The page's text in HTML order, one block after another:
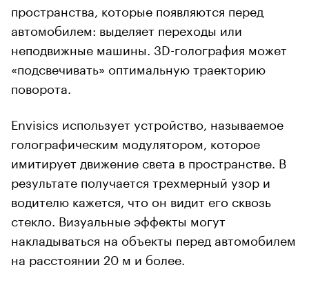
пространства, которые появляются перед
автомобилем: выделяет переходы или
неподвижные машины. 3D-голография может
«подсвечивать» оптимальную траекторию
поворота.
Envisics использует устройство, называемое
голографическим модулятором, которое
имитирует движение света в пространстве. В
результате получается трехмерный узор и
водителю кажется, что он видит его сквозь
стекло. Визуальные эффекты могут
накладываться на объекты перед автомобилем
на расстоянии 20 м и более.